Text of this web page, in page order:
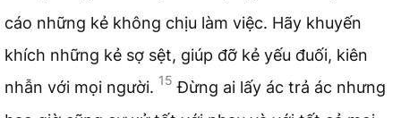
cáo những kẻ không chịu làm việc. Hãy khuyến
khích những kẻ sợ sệt, giúp đỡ kẻ yếu đuối, kiên
nhẫn với mọi người. 15 Đừng ai lấy ác trả ác nhưng